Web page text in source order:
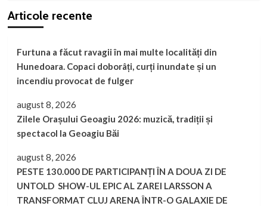
Articole recente
Furtuna a făcut ravagii în mai multe localități din
Hunedoara. Copaci doborâți, curți inundate și un
incendiu provocat de fulger
august 8, 2026
Zilele Orașului Geoagiu 2026: muzică, tradiții și
spectacol la Geoagiu Băi
august 8, 2026
PESTE 130.000 DE PARTICIPANȚI ÎN A DOUA ZI DE
UNTOLD SHOW-UL EPIC AL ZAREI LARSSON A
TRANSFORMAT CLUJ ARENA ÎNTR-O GALAXIE DE